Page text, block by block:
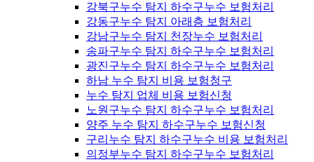
강북구누수 탐지 하수구누수 보험처리
강동구누수 탐지 아래층 보험처리
강남구누수 탐지 천장누수 보험처리
송파구누수 탐지 하수구누수 보험처리
광진구누수 탐지 하수구누수 보험처리
하남 누수 탐지 비용 보험청구
누수 탐지 업체 비용 보험신청
노원구누수 탐지 하수구누수 보험처리
양주 누수 탐지 하수구누수 보험신청
구리누수 탐지 하수구누수 비용 보험처리
의정부누수 탐지 하수구누수 보험처리